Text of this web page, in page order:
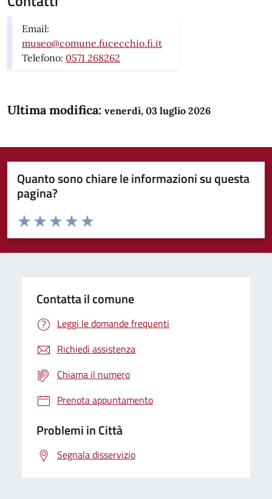
Email:
museo@comune.fucecchio.fi.it
Telefono: 0571 268262
Ultima modifica: venerdì, 03 luglio 2026
Quanto sono chiare le informazioni su questa
pagina?
Domanda
Valuta da 1 a 5 stelle la pagina
Valuta 5 stelle su 5
Valuta 4 stelle su 5
Valuta 3 stelle su 5
Valuta 2 stelle su 5
Valuta 1 stelle su 5
Contatta il comune
Leggi le domande frequenti
Richiedi assistenza
Chiama il numero
Prenota appuntamento
Problemi in Città
Segnala disservizio